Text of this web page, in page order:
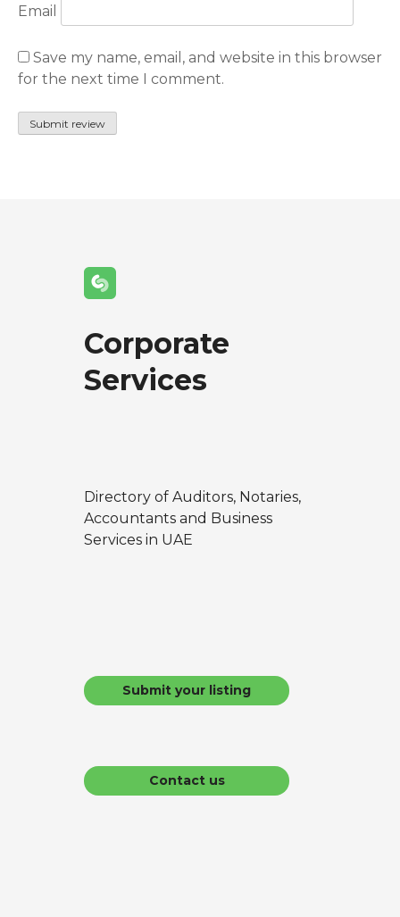
Email
Save my name, email, and website in this browser
for the next time I comment.
Corporate
Services
Directory of Auditors, Notaries,
Accountants and Business
Services in UAE
Submit your listing
Contact us